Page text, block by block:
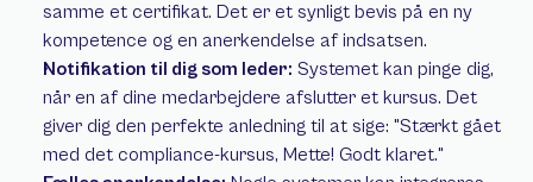
samme et certifikat. Det er et synligt bevis på en ny
kompetence og en anerkendelse af indsatsen.
Notifikation til dig som leder: Systemet kan pinge dig,
når en af dine medarbejdere afslutter et kursus. Det
giver dig den perfekte anledning til at sige: "Stærkt gået
med det compliance-kursus, Mette! Godt klaret."